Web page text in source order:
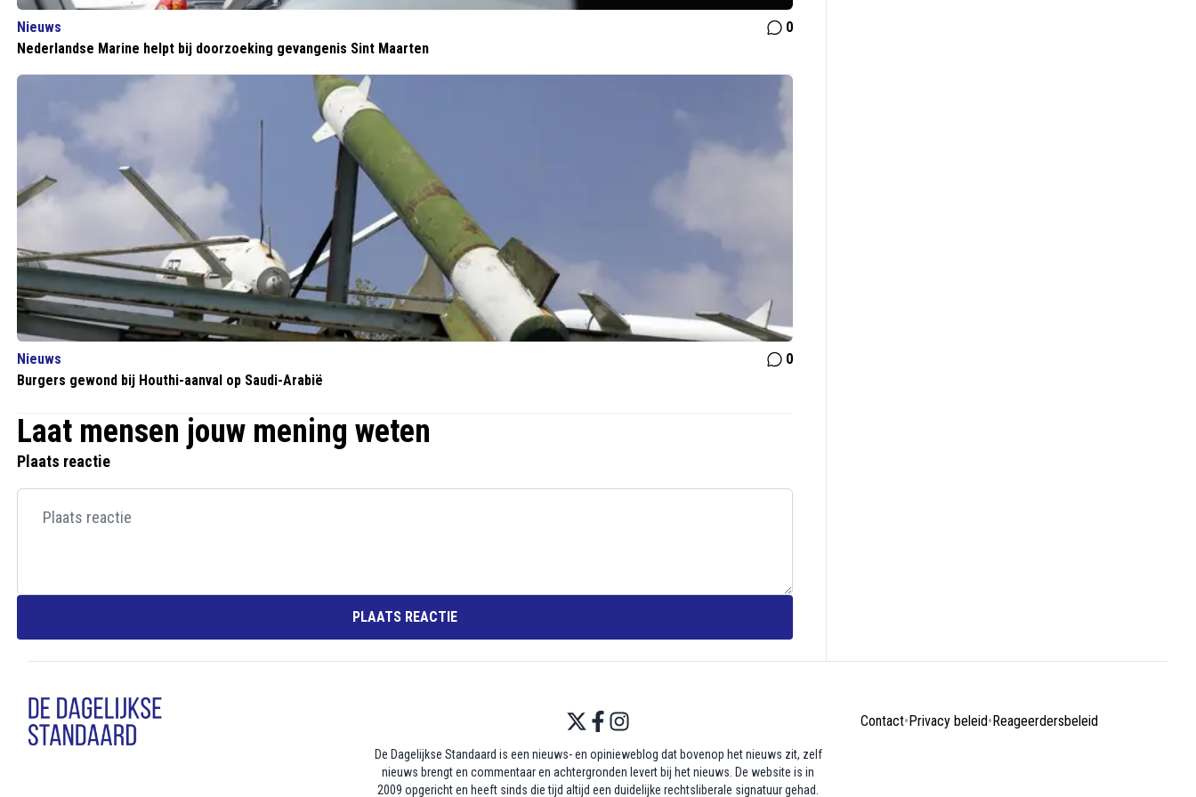
Nieuws
0
Nederlandse Marine helpt bij doorzoeking gevangenis Sint Maarten
Nieuws
0
Burgers gewond bij Houthi-aanval op Saudi-Arabië
Laat mensen jouw mening weten
Plaats reactie
PLAATS REACTIE
Contact• Privacy beleid• Reageerdersbeleid
De Dagelijkse Standaard is een nieuws- en opinieweblog dat bovenop het nieuws zit, zelf
nieuws brengt en commentaar en achtergronden levert bij het nieuws. De website is in
2009 opgericht en heeft sinds die tijd altijd een duidelijke rechtsliberale signatuur gehad.